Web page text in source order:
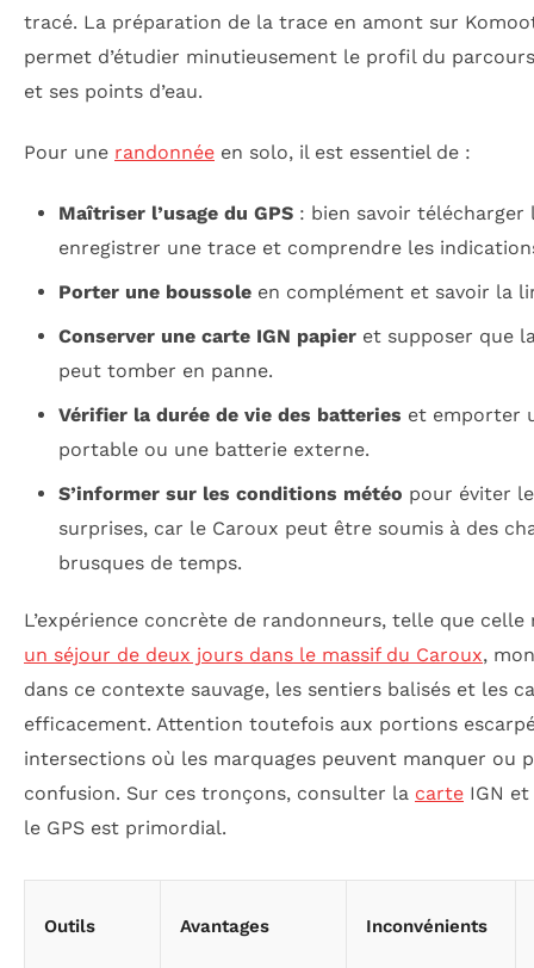
tracé. La préparation de la trace en amont sur
permet d’étudier minutieusement le profil du
et ses points d’eau.
Pour une randonnée en solo, il est essentiel de :
Maîtriser l’usage du GPS: bien savoir télécharger
enregistrer une trace et comprendre les
Porter une boussoleen complément et savoir la
Conserver une carte IGN papieret supposer que
peut tomber en panne.
Vérifier la durée de vie des batteries et emporter
portable ou une batterie externe.
S’informer sur les conditions météo pour éviter
surprises, car le Caroux peut être soumis à des
brusques de temps.
L’expérience concrète de randonneurs, telle que celle
un séjour de deux jours dans le massif du Caroux,
dans ce contexte sauvage, les sentiers balisés et les
efficacement. Attention toutefois aux portions
intersections où les marquages peuvent manquer ou
confusion. Sur ces tronçons, consulter la carte IGN
le GPS est primordial.
Outils Avantages Inconvénients